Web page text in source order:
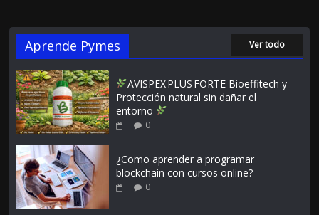
Aprende Pymes Ver todo
AVISPEX PLUS FORTE Bioeffitech y
Protección natural sin dañar el
entorno
0
¿Como aprender a programar
blockchain con cursos online?
0